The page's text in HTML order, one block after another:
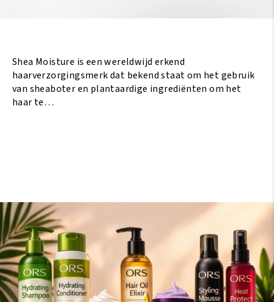
Shea Moisture is een wereldwijd erkend
haarverzorgingsmerk dat bekend staat om het gebruik
van sheaboter en plantaardige ingrediënten om het
haar te…